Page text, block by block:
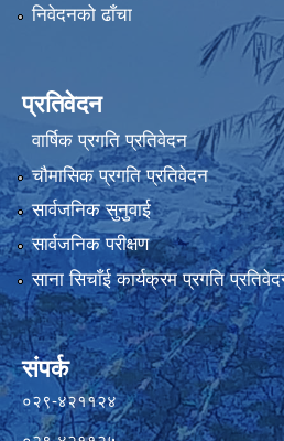
निवेदनको ढाँचा
प्रतिवेदन
वार्षिक प्रगति प्रतिवेदन
चौमासिक प्रगति प्रतिवेदन
सार्वजनिक सुनुवाई
सार्वजनिक परीक्षण
साना सिचाँई कार्यक्रम प्रगति
संपर्क
०२९-४२११२४